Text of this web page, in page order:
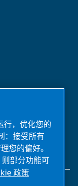
行，优化您的
：接受所有
您的偏好。
部分功能可
政策